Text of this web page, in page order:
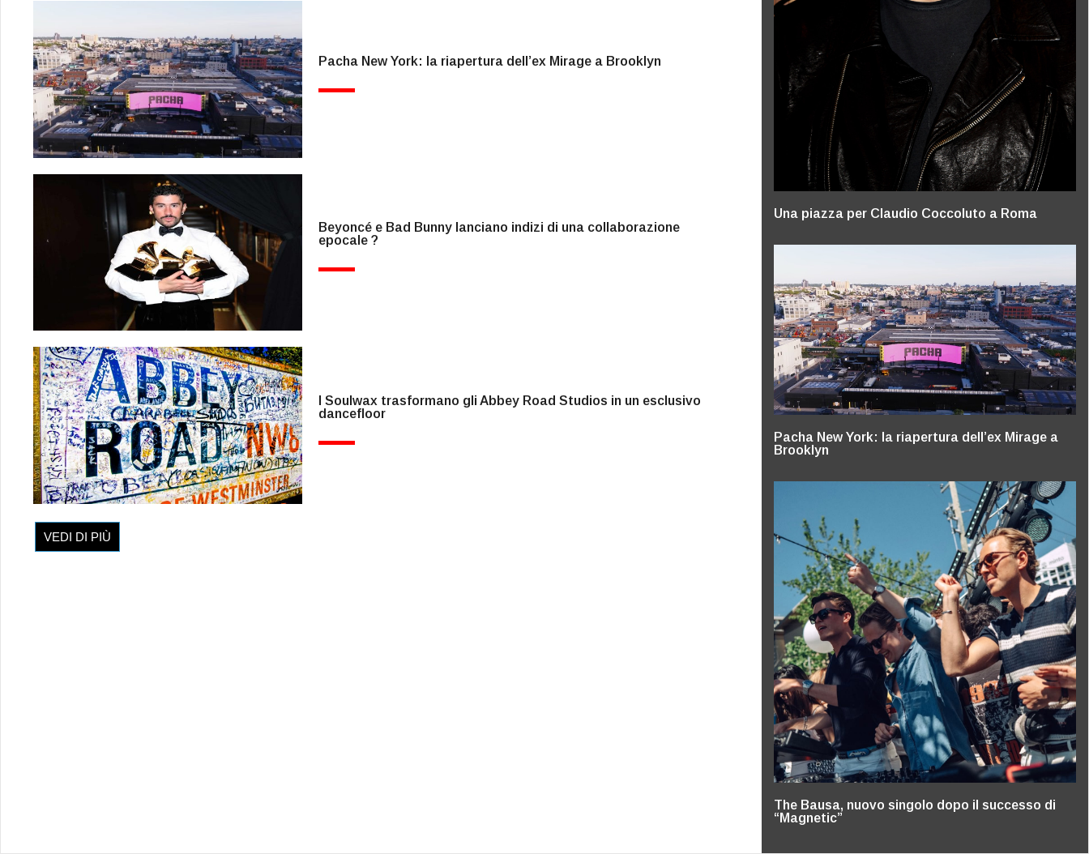
Pacha New York: la riapertura dell’ex Mirage a Brooklyn
Beyoncé e Bad Bunny lanciano indizi di una collaborazione
epocale ?
I Soulwax trasformano gli Abbey Road Studios in un esclusivo
dancefloor
VEDI DI PIÙ
Una piazza per Claudio Coccoluto a Roma
Pacha New York: la riapertura dell’ex Mirage a
Brooklyn
The Bausa, nuovo singolo dopo il successo di
“Magnetic”